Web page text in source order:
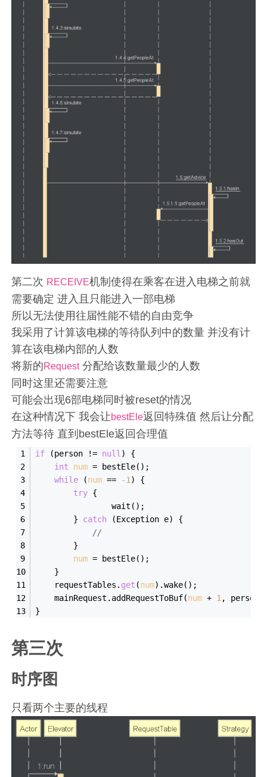
第二次 RECEIVE机制使得在乘客在进入电梯之前就
需要确定 进入且只能进入一部电梯
所以无法使用往届性能不错的自由竞争
我采用了计算该电梯的等待队列中的数量 并没有计
算在该电梯内部的人数
将新的Request分配给该数量最少的人数
同时这里还需要注意
可能会出现6部电梯同时被reset的情况
在这种情况下 我会让bestEle返回特殊值 然后让分配
方法等待 直到bestEle返回合理值
if (person != null ) {
int
num = bestEle();
while (num == -1 ) {
try {
                wait();
        }
catch (Exception e) {
//
        }
num = bestEle();
    }
    requestTables.
get (num).wake();
    mainRequest.addRequestToBuf(
num + 1 ,
}
第三次
时序图
只看两个主要的线程